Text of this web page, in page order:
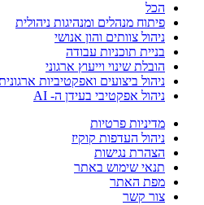
הכל
פיתוח מנהלים ומנהיגות ניהולית
ניהול צוותים והון אנושי
בניית תוכניות עבודה
הובלת שינוי וייעוץ ארגוני
ניהול ביצועים ואפקטיביות
ניהול אפקטיבי בעידן ה- AI
מדיניות פרטיות
ניהול העדפות קוקיז
הצהרת נגישות
תנאי שימוש באתר
מפת האתר
צור קשר